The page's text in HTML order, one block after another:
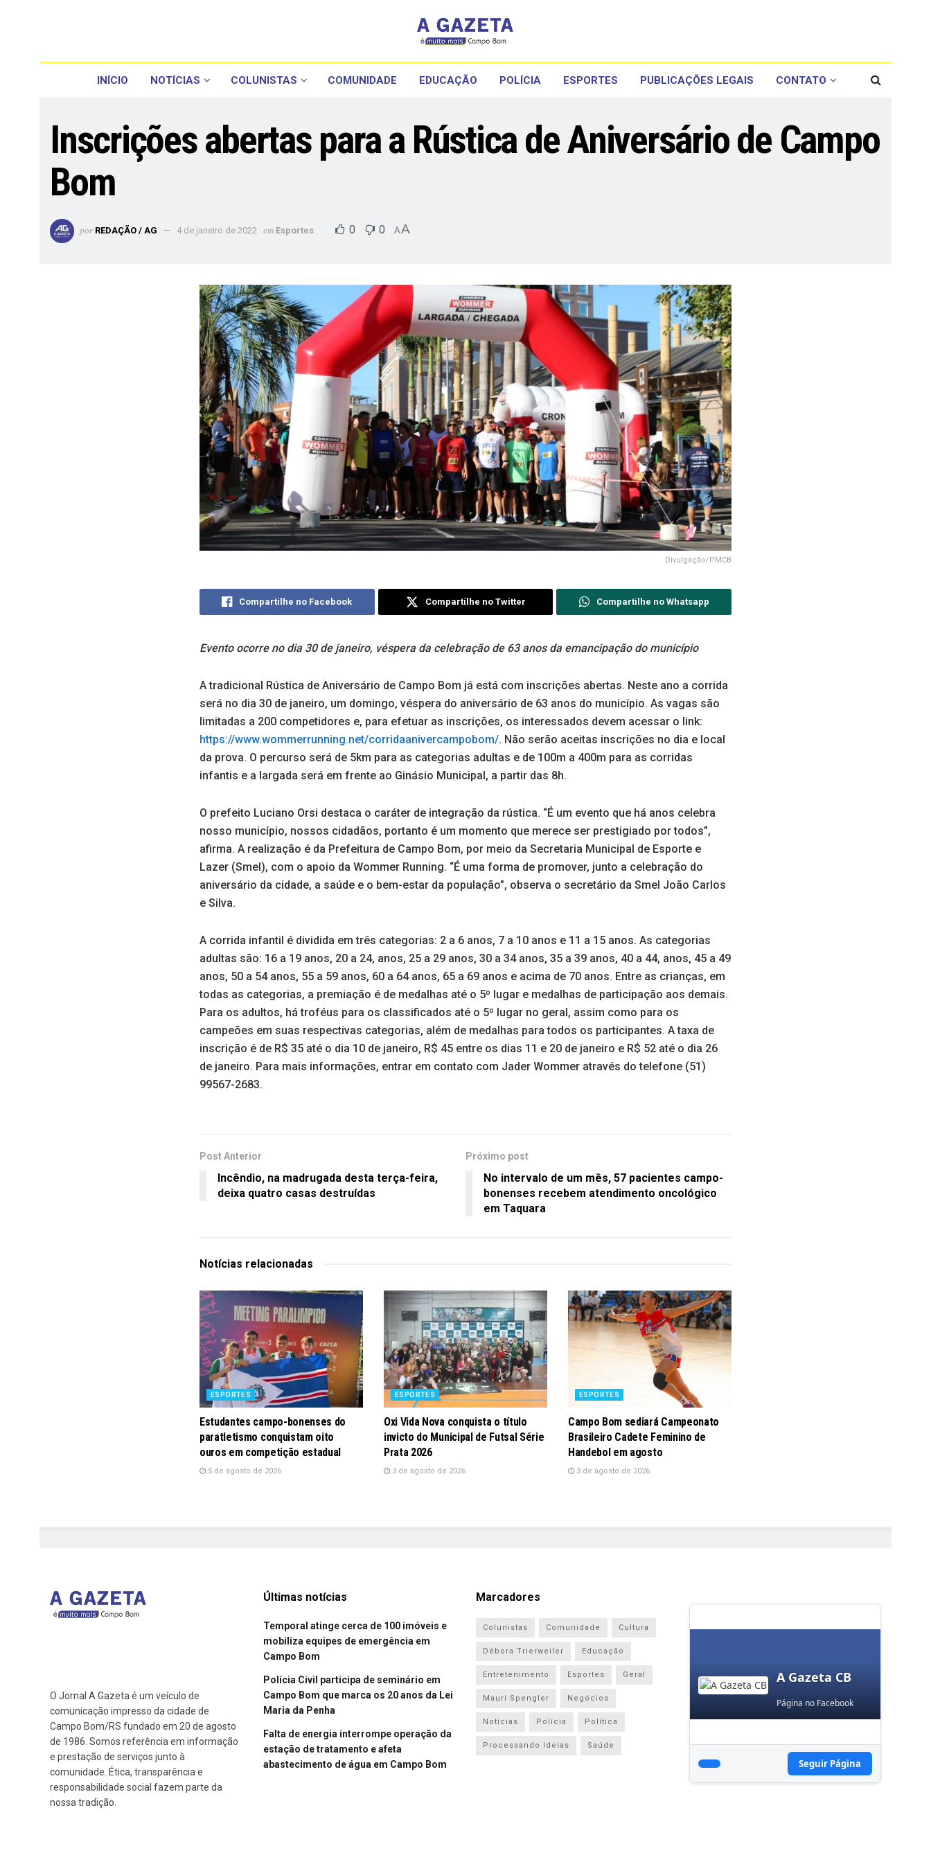
INÍCIO NOTÍCIAS COLUNISTAS COMUNIDADE EDUCAÇÃO POLÍCIA ESPORTES PUBLICAÇÕES LEGAIS CONTATO
Inscrições abertas para a Rústica de Aniversário de Campo
Bom
por REDAÇÃO / AG 4 de janeiro de 2022 em Esportes 0 0 AA
Divulgação/PMCB
Compartilhe no Facebook Compartilhe no Twitter Compartilhe no Whatsapp
Evento ocorre no dia 30 de janeiro, véspera da celebração de 63 anos da emancipação do município
A tradicional Rústica de Aniversário de Campo Bom já está com inscrições abertas. Neste ano a corrida
será no dia 30 de janeiro, um domingo, véspera do aniversário de 63 anos do município. As vagas são
limitadas a 200 competidores e, para efetuar as inscrições, os interessados devem acessar o link:
https://www.wommerrunning.net/corridaanivercampobom/. Não serão aceitas inscrições no dia e local
da prova. O percurso será de 5km para as categorias adultas e de 100m a 400m para as corridas
infantis e a largada será em frente ao Ginásio Municipal, a partir das 8h.
O prefeito Luciano Orsi destaca o caráter de integração da rústica. “É um evento que há anos celebra
nosso município, nossos cidadãos, portanto é um momento que merece ser prestigiado por todos”,
afirma. A realização é da Prefeitura de Campo Bom, por meio da Secretaria Municipal de Esporte e
Lazer (Smel), com o apoio da Wommer Running. “É uma forma de promover, junto a celebração do
aniversário da cidade, a saúde e o bem-estar da população”, observa o secretário da Smel João Carlos
e Silva.
A corrida infantil é dividida em três categorias: 2 a 6 anos, 7 a 10 anos e 11 a 15 anos. As categorias
adultas são: 16 a 19 anos, 20 a 24, anos, 25 a 29 anos, 30 a 34 anos, 35 a 39 anos, 40 a 44, anos, 45 a 49
anos, 50 a 54 anos, 55 a 59 anos, 60 a 64 anos, 65 a 69 anos e acima de 70 anos. Entre as crianças, em
todas as categorias, a premiação é de medalhas até o 5º lugar e medalhas de participação aos demais.
Para os adultos, há troféus para os classificados até o 5º lugar no geral, assim como para os
campeões em suas respectivas categorias, além de medalhas para todos os participantes. A taxa de
inscrição é de R$ 35 até o dia 10 de janeiro, R$ 45 entre os dias 11 e 20 de janeiro e R$ 52 até o dia 26
de janeiro. Para mais informações, entrar em contato com Jader Wommer através do telefone (51)
99567-2683.
Post Anterior
Incêndio, na madrugada desta terça-feira,
deixa quatro casas destruídas
Próximo post
No intervalo de um mês, 57 pacientes campo-
bonenses recebem atendimento oncológico
em Taquara
Notícias relacionadas
ESPORTES
Estudantes campo-bonenses do
paratletismo conquistam oito
ouros em competição estadual
5 de agosto de 2026
ESPORTES
Oxi Vida Nova conquista o título
invicto do Municipal de Futsal Série
Prata 2026
3 de agosto de 2026
ESPORTES
Campo Bom sediará Campeonato
Brasileiro Cadete Feminino de
Handebol em agosto
3 de agosto de 2026
O Jornal A Gazeta é um veículo de
comunicação impresso da cidade de
Campo Bom/RS fundado em 20 de agosto
de 1986. Somos referência em informação
e prestação de serviços junto à
comunidade. Ética, transparência e
responsabilidade social fazem parte da
nossa tradição.
Últimas notícias
Temporal atinge cerca de 100 imóveis e
mobiliza equipes de emergência em
Campo Bom
Polícia Civil participa de seminário em
Campo Bom que marca os 20 anos da Lei
Maria da Penha
Falta de energia interrompe operação da
estação de tratamento e afeta
abastecimento de água em Campo Bom
Marcadores
Colunistas Comunidade Cultura
Débora Trierweiler Educação
Entretenimento Esportes Geral
Mauri Spengler Negócios
Notícias Polícia Política
Processando Ideias Saúde
A Gazeta CB
Página no Facebook
Seguir Página